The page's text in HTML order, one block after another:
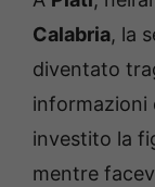
Calabria, la
diventato
informazioni
investito la
mentre